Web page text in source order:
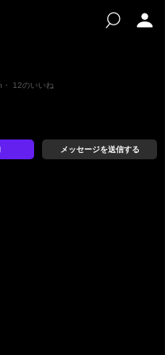
・ 12のいいね
メッセージを送信する